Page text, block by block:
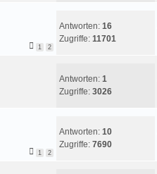
1 2
Antworten: 16
Zugriffe: 11701
Antworten: 1
Zugriffe: 3026
1 2
Antworten: 10
Zugriffe: 7690